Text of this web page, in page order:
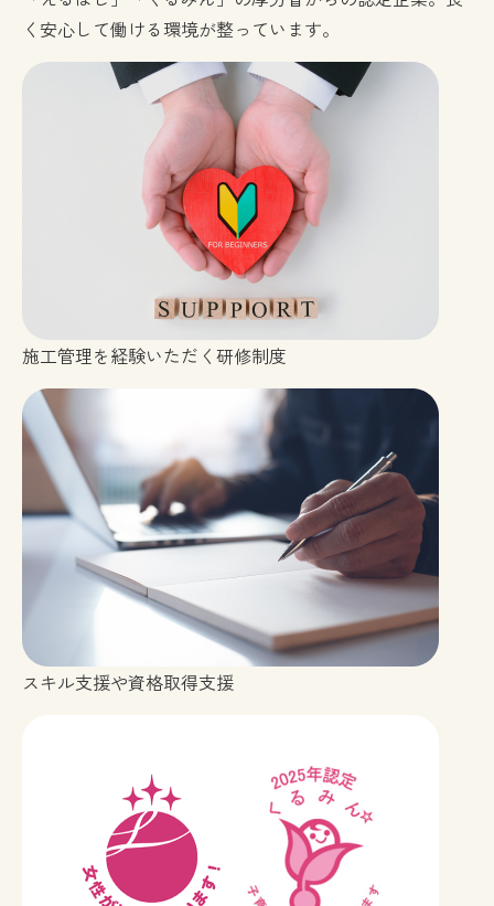
く安心して働ける環境が整っています。
施工管理を経験いただく研修制度
スキル支援や資格取得支援